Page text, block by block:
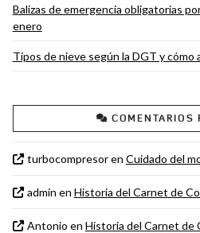
Balizas de emergencia obligatorias
enero
Tipos de nieve según la DGT y cómo
COMENTARIOS
turbocompresoren Cuidado del
admin en Historia del Carnet de
Antonio en Historia del Carnet de